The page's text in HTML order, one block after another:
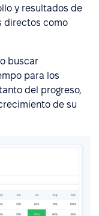
y resultados de
directos como
buscar
para los
del progreso,
de su